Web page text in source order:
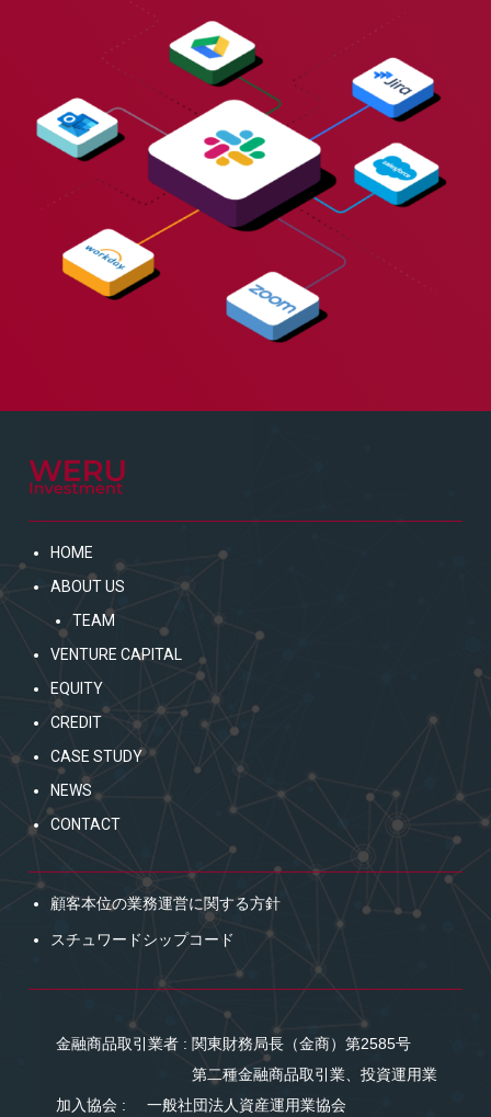
HOME
ABOUT US
TEAM
VENTURE CAPITAL
EQUITY
CREDIT
CASE STUDY
NEWS
CONTACT
顧客本位の業務運営に関する方針
スチュワードシップコード
金融商品取引業者 : 関東財務局長（金商）第2585号
第二種金融商品取引業、投資運用業
加入協会 :
一般社団法人資産運用業協会